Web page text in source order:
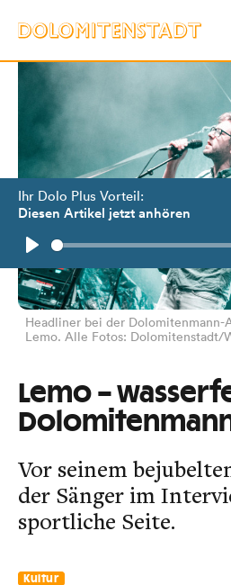
Ihr Dolo Plus Vorteil:
Diesen Artikel jetzt anhören
Play
Headliner bei der Dolomitenmann-
Lemo. Alle Fotos: Dolomitenstadt/
Lemo –
Vor seinem
der Sänger im
sportliche Seite.
Kultur